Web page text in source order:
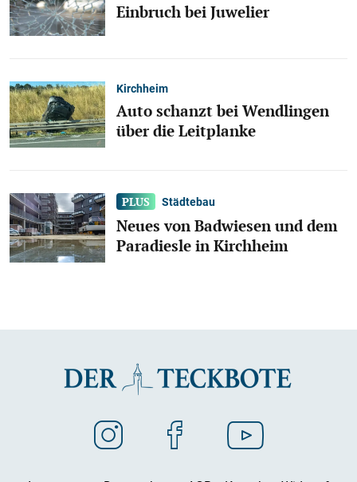
Einbruch bei Juwelier
Kirchheim
Auto schanzt bei Wendlingen
über die Leitplanke
Städtebau
Neues von Badwiesen und dem
Paradiesle in Kirchheim